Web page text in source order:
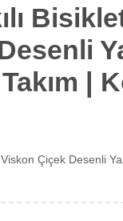
|
Çiçek Desenli